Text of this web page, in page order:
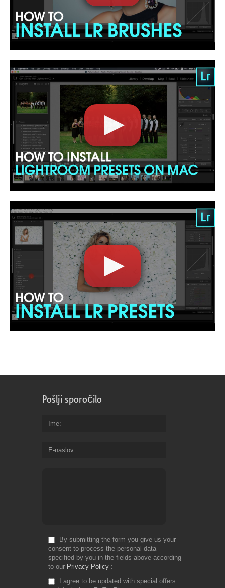
Pošlji sporočilo
Ime
E-naslov
By submitting the form you give us your
consent to process the personal data
specified by you in the fields above according
to our Privacy Policy
I agree to be updated with special offers